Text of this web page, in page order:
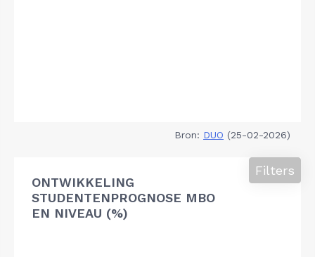
Bron: DUO (25-02-2026)
ONTWIKKELING
STUDENTENPROGNOSE MBO
EN NIVEAU (%)
Filters